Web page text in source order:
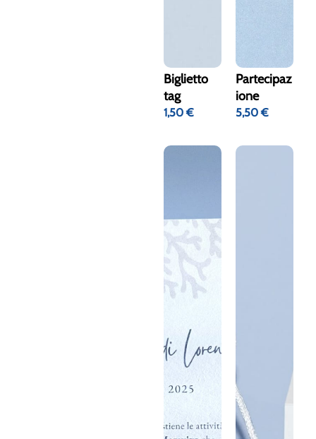
Biglietto
tag
1,50€
Partecipaz
ione
5,50€